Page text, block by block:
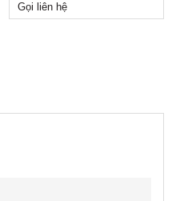
Gọi liên hệ